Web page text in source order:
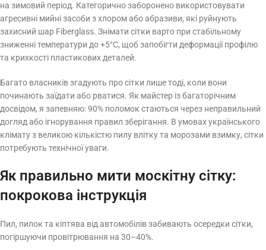
на зимовий період. Категорично заборонено використовувати
агресивні мийні засоби з хлором або абразиви, які руйнують
захисний шар Fiberglass. Знімати сітки варто при стабільному
зниженні температури до +5°C, щоб запобігти деформації профілю
та крихкості пластикових деталей.
Багато власників згадують про сітки лише тоді, коли вони
починають заїдати або рватися. Як майстер із багаторічним
досвідом, я запевняю: 90% поломок стаються через неправильний
догляд або ігнорування правил зберігання. В умовах українського
клімату з великою кількістю пилу влітку та морозами взимку, сітки
потребують технічної уваги.
Як правильно мити москітну сітку:
покрокова інструкція
Пил, пилок та кіптява від автомобілів забивають осередки сітки,
погіршуючи провітрювання на 30–40%.